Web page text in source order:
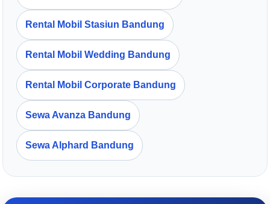
Rental Mobil Stasiun Bandung
Rental Mobil Wedding Bandung
Rental Mobil Corporate Bandung
Sewa Avanza Bandung
Sewa Alphard Bandung